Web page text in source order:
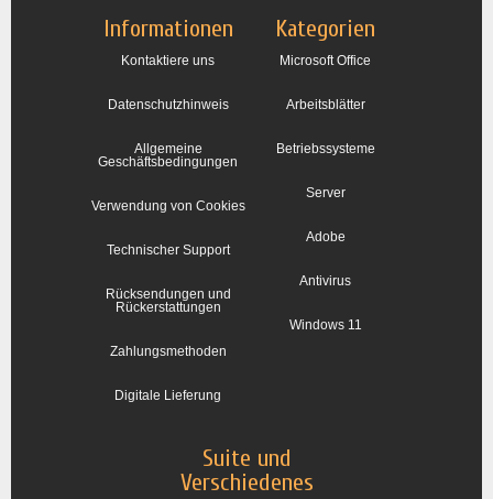
Informationen
Kontaktiere uns
Datenschutzhinweis
Allgemeine
Geschäftsbedingungen
Verwendung von Cookies
Technischer Support
Rücksendungen und
Rückerstattungen
Zahlungsmethoden
Digitale Lieferung
Kategorien
Microsoft Office
Arbeitsblätter
Betriebssysteme
Server
Adobe
Antivirus
Windows 11
Suite und
Verschiedenes